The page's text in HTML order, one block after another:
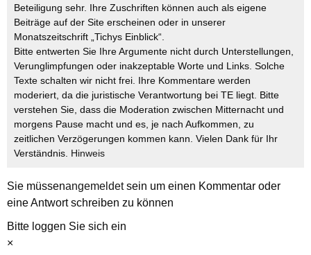
Beteiligung sehr. Ihre Zuschriften können auch als eigene
Beiträge auf der Site erscheinen oder in unserer
Monatszeitschrift „Tichys Einblick“.
Bitte entwerten Sie Ihre Argumente nicht durch Unterstellungen,
Verunglimpfungen oder inakzeptable Worte und Links. Solche
Texte schalten wir nicht frei. Ihre Kommentare werden
moderiert, da die juristische Verantwortung bei TE liegt. Bitte
verstehen Sie, dass die Moderation zwischen Mitternacht und
morgens Pause macht und es, je nach Aufkommen, zu
zeitlichen Verzögerungen kommen kann. Vielen Dank für Ihr
Verständnis. Hinweis
Sie müssenangemeldetsein um einen Kommentar oder
eine Antwort schreiben zu können
Bitte loggen Sie sich ein
×